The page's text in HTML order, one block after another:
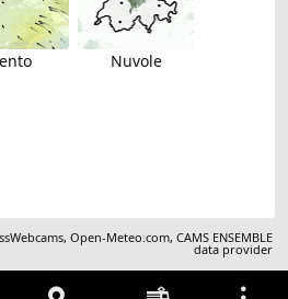
Nuvole
,Open-Meteo.com,CAMS ENSEMBLE
data provider